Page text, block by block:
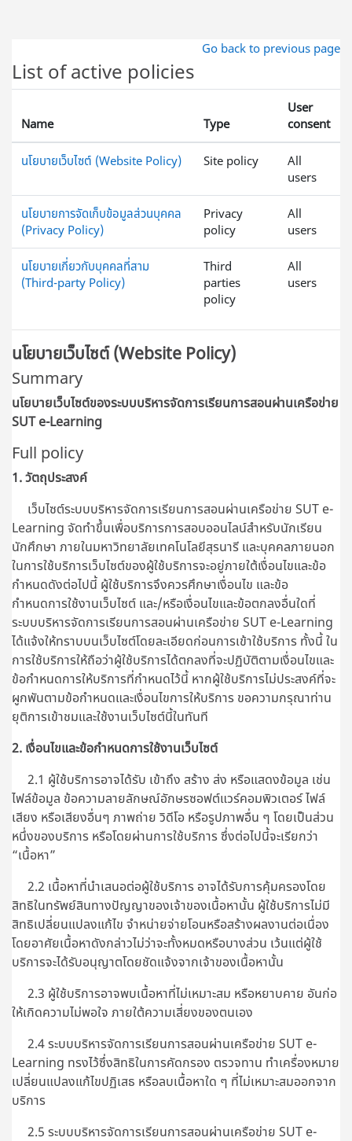
Go back to previous page
List of active policies
Name Type
User
consent
นโยบายเว็บไซต์ (Website Policy) Site policy
All
users
นโยบายการจัดเก็บข้อมูลส่วนบุคคล
(Privacy Policy)
Privacy
policy
All
users
นโยบายเกี่ยวกับบุคคลที่สาม
(Third-party Policy)
Third
parties
policy
All
users
นโยบายเว็บไซต์ (Website Policy)
Summary
นโยบายเว็บไซต์ของระบบบริหารจัดการเรียนการสอนผ่านเครือข่าย
SUT e-Learning
Full policy
1. วัตถุประสงค์
เว็บไซต์ระบบบริหารจัดการเรียนการสอนผ่านเครือข่าย SUT e-
Learning จัดทำขึ้นเพื่อบริการการสอบออนไลน์สำหรับนักเรียน
นักศึกษา ภายในมหาวิทยาลัยเทคโนโลยีสุรนารี และบุคคลภายนอก
ในการใช้บริการเว็บไซต์ของผู้ใช้บริการจะอยู่ภายใต้เงื่อนไขและข้อ
กำหนดดังต่อไปนี้ ผู้ใช้บริการจึงควรศึกษาเงื่อนไข และข้อ
กำหนดการใช้งานเว็บไซต์ และ/หรือเงื่อนไขและข้อตกลงอื่นใดที่
ระบบบริหารจัดการเรียนการสอนผ่านเครือข่าย SUT e-Learning
ได้แจ้งให้ทราบบนเว็บไซต์โดยละเอียดก่อนการเข้าใช้บริการ ทั้งนี้ ใน
การใช้บริการให้ถือว่าผู้ใช้บริการได้ตกลงที่จะปฏิบัติตามเงื่อนไขและ
ข้อกำหนดการให้บริการที่กำหนดไว้นี้ หากผู้ใช้บริการไม่ประสงค์ที่จะ
ผูกพันตามข้อกำหนดและเงื่อนไขการให้บริการ ขอความกรุณาท่าน
ยุติการเข้าชมและใช้งานเว็บไซต์นี้ในทันที
2. เงื่อนไขและข้อกำหนดการใช้งานเว็บไซต์
2.1 ผู้ใช้บริการอาจได้รับ เข้าถึง สร้าง ส่ง หรือแสดงข้อมูล เช่น
ไฟล์ข้อมูล ข้อความลายลักษณ์อักษรซอฟต์แวร์คอมพิวเตอร์ ไฟล์
เสียง หรือเสียงอื่นๆ ภาพถ่าย วิดีโอ หรือรูปภาพอื่น ๆ โดยเป็นส่วน
หนึ่งของบริการ หรือโดยผ่านการใช้บริการ ซึ่งต่อไปนี้จะเรียกว่า
“เนื้อหา”
2.2 เนื้อหาที่นำเสนอต่อผู้ใช้บริการ อาจได้รับการคุ้มครองโดย
สิทธิในทรัพย์สินทางปัญญาของเจ้าของเนื้อหานั้น ผู้ใช้บริการไม่มี
สิทธิเปลี่ยนแปลงแก้ไข จำหน่ายจ่ายโอนหรือสร้างผลงานต่อเนื่อง
โดยอาศัยเนื้อหาดังกล่าวไม่ว่าจะทั้งหมดหรือบางส่วน เว้นแต่ผู้ใช้
บริการจะได้รับอนุญาตโดยชัดแจ้งจากเจ้าของเนื้อหานั้น
2.3 ผู้ใช้บริการอาจพบเนื้อหาที่ไม่เหมาะสม หรือหยาบคาย อันก่อ
ให้เกิดความไม่พอใจ ภายใต้ความเสี่ยงของตนเอง
2.4 ระบบบริหารจัดการเรียนการสอนผ่านเครือข่าย SUT e-
Learning ทรงไว้ซึ่งสิทธิในการคัดกรอง ตรวจทาน ทำเครื่องหมาย
เปลี่ยนแปลงแก้ไขปฏิเสธ หรือลบเนื้อหาใด ๆ ที่ไม่เหมาะสมออกจาก
บริการ
2.5 ระบบบริหารจัดการเรียนการสอนผ่านเครือข่าย SUT e-